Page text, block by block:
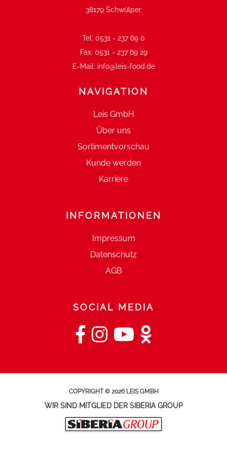
38179 Schwülper
Tel: 0531 - 237 69 0
Fax: 0531 - 237 69 29
E-Mail: info@leis-food.de
NAVIGATION
Leis GmbH
Über uns
Sortimentvorschau
Kunde werden
Karriere
INFORMATIONEN
Impressum
Datenschutz
AGB
SOCIAL MEDIA
COPYRIGHT © 2026 LEIS GMBH
WIR SIND MITGLIED DER SIBERIA GROUP